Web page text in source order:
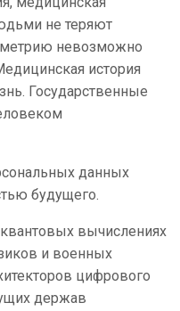
не теряют
невозможно
история
Государственные
данных
будущего.
вычислениях
и военных
цифрового
держав